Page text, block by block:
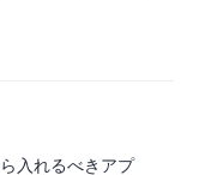
入れるべきアプ